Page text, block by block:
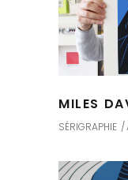
MILES
SÉRIGRAPHIE